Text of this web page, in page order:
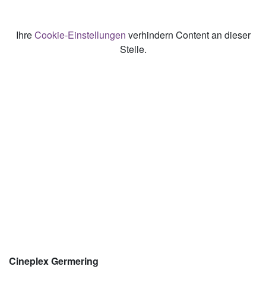
IhreCookie-Einstellungen verhindern Content an dieser
Stelle.
Cineplex Germering